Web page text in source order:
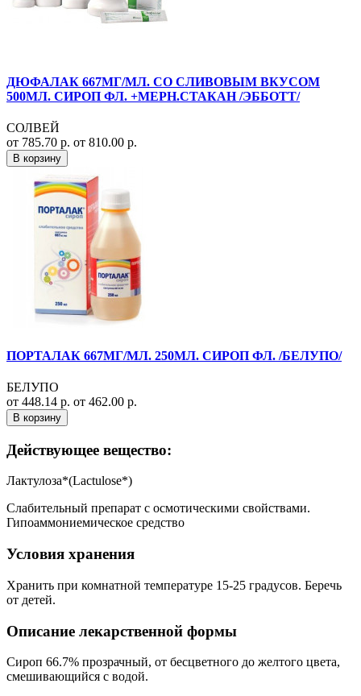
ДЮФАЛАК 667МГ/МЛ. СО СЛИВОВЫМ ВКУСОМ
500МЛ. СИРОП ФЛ. +МЕРН.СТАКАН /ЭББОТТ/
СОЛВЕЙ
от 785.70 р. от 810.00 р.
В корзину
ПОРТАЛАК 667МГ/МЛ. 250МЛ. СИРОП ФЛ. /БЕЛУПО/
БЕЛУПО
от 448.14 р. от 462.00 р.
В корзину
Действующее вещество:
Лактулоза*(Lactulose*)
Слабительный препарат с осмотическими свойствами.
Гипоаммониемическое средство
Условия хранения
Хранить при комнатной температуре 15-25 градусов. Беречь
от детей.
Описание лекарственной формы
Сироп 66.7% прозрачный, от бесцветного до желтого цвета,
смешивающийся с водой.